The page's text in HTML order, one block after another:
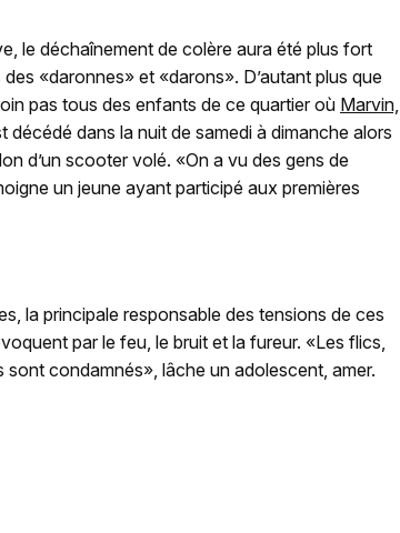
le déchaînement de colère aura été plus fort
«daronnes» et «darons». D’autant plus que
pas tous des enfants de ce quartier où Marvin,
décédé dans la nuit de samedi à dimanche alors
d’un scooter volé. «On a vu des gens de
un jeune ayant participé aux premières
la principale responsable des tensions de ces
par le feu, le bruit et la fureur. «Les flics,
sont condamnés», lâche un adolescent, amer.